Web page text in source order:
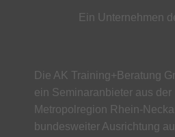
Ein Unternehmen
Die AK Training+Beratung
ein Seminaranbieter aus der
Metropolregion Rhein-
bundesweiter Ausrichtung